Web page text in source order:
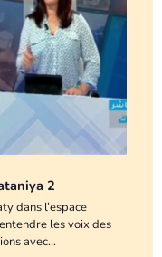
2
dans l’espace
les voix des
avec…